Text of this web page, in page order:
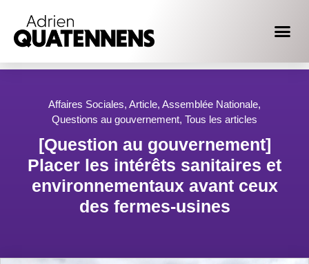
Affaires Sociales, Article, Assemblée Nationale,
Questions au gouvernement, Tous les articles
[Question au gouvernement]
Placer les intérêts sanitaires et
environnementaux avant ceux
des fermes-usines